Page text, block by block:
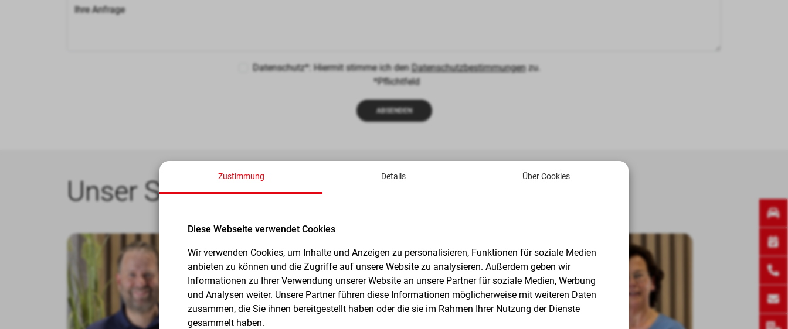
Ihre Anfrage
Datenschutz*: Hiermit stimme ich den Datenschutzbestimmungenzu.
*Pflichtfeld
ABSENDEN
Unser Service-Team für Sie in Hamm
Zustimmung Details Über Cookies
Diese Webseite verwendet Cookies
Wir verwenden Cookies, um Inhalte und Anzeigen zu personalisieren, Funktionen für soziale Medien
anbieten zu können und die Zugriffe auf unsere Website zu analysieren. Außerdem geben wir
Informationen zu Ihrer Verwendung unserer Website an unsere Partner für soziale Medien, Werbung
und Analysen weiter. Unsere Partner führen diese Informationen möglicherweise mit weiteren Daten
zusammen, die Sie ihnen bereitgestellt haben oder die sie im Rahmen Ihrer Nutzung der Dienste
gesammelt haben.